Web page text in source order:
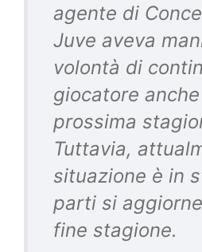
agente di
Juve aveva
volontà di
giocatore
prossima
Tuttavia,
situazione è in
parti si
fine stagione.